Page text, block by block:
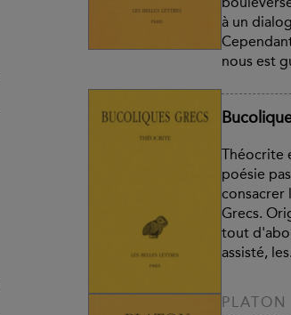
à un
nous est
Théocrite
poésie
consacrer
Grecs.
tout
assisté,
PLATON